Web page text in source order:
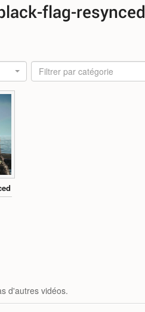
flag-resynced
Filtrer par catégorie
d'autres vidéos.